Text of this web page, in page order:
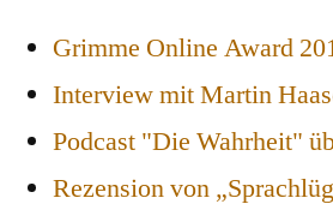
Grimme Online Award
Interview mit Martin
Podcast "Die Wahrheit"
Rezension von